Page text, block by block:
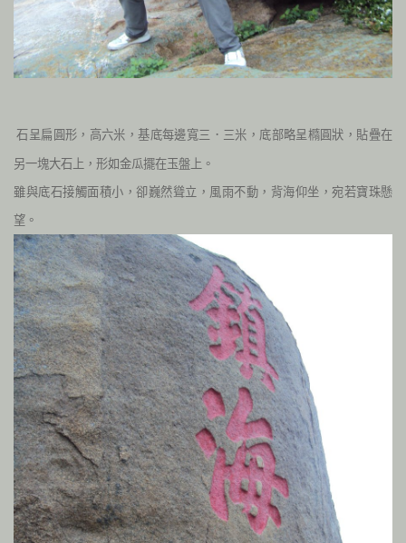
石呈扁圓形，高六米，基底每邊寬三．三米，底部略呈橢圓狀，貼疊在
另一塊大石上，形如金瓜擺在玉盤上。
雖與底石接觸面積小，卻巍然聳立，風雨不動，背海仰坐，宛若寶珠懸
望。